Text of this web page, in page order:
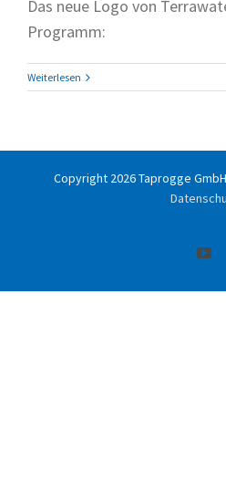
Das neue Logo von
Programm:
Weiterlesen
Copyright 2026 Taprogge